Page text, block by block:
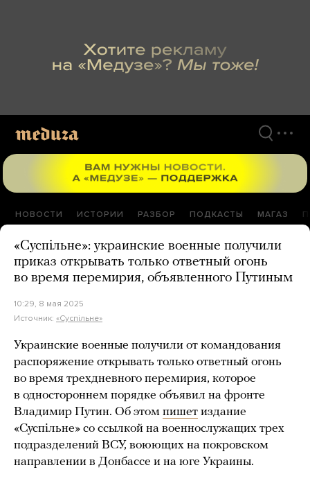
НОВОСТИ ИСТОРИИ РАЗБОР ПОДКАСТЫ МАГАЗ
«Суспільне»: украинские военные получили
приказ открывать только ответный огонь
во время перемирия, объявленного Путиным
10:29, 8 мая 2025
Источник: «Суспільне»
Украинские военные получили от командования
распоряжение открывать только ответный огонь
во время трехдневного перемирия, которое
в одностороннем порядке объявил на фронте
Владимир Путин. Об этом пишет издание
«Суспільне» со ссылкой на военнослужащих трех
подразделений ВСУ, воюющих на покровском
направлении в Донбассе и на юге Украины.